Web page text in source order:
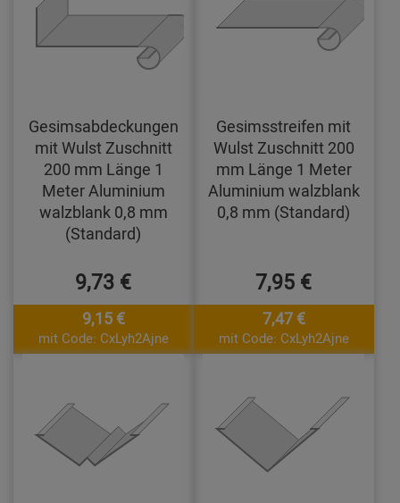
Gesimsabdeckungen
mit Wulst Zuschnitt
200 mm Länge 1
Meter Aluminium
walzblank 0,8 mm
(Standard)
9,73 €
9,15 €
mit Code: CxLyh2Ajne
Gesimsstreifen mit
Wulst Zuschnitt 200
mm Länge 1 Meter
Aluminium walzblank
0,8 mm (Standard)
7,95 €
7,47 €
mit Code: CxLyh2Ajne